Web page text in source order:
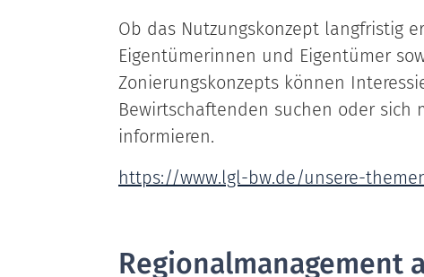
Ob das Nutzungskonzept langfristig
Eigentümerinnen und Eigentümer
Zonierungskonzepts können
Bewirtschaftenden suchen oder
informieren.
https://www.lgl-bw.de/unsere-
Regionalmanagement